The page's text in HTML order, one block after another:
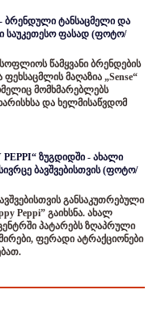
- ბრენდული ტანსაცმელი და
საუკეთესო ფასად (ფოტო/
წამყვანი ბრენდების
ფეხსაცმლის მაღაზია „Sense“
მომხმარებლებს
და ხელმისაწვდომ
PEPPI“ ზუგდიდში - ახალი
ბავშვებისთვის (ფოტო/
განსაკუთრებული
Peppi” გაიხსნა. ახალ
პატარებს ზღაპრული
ფერადი ატრაქციონები